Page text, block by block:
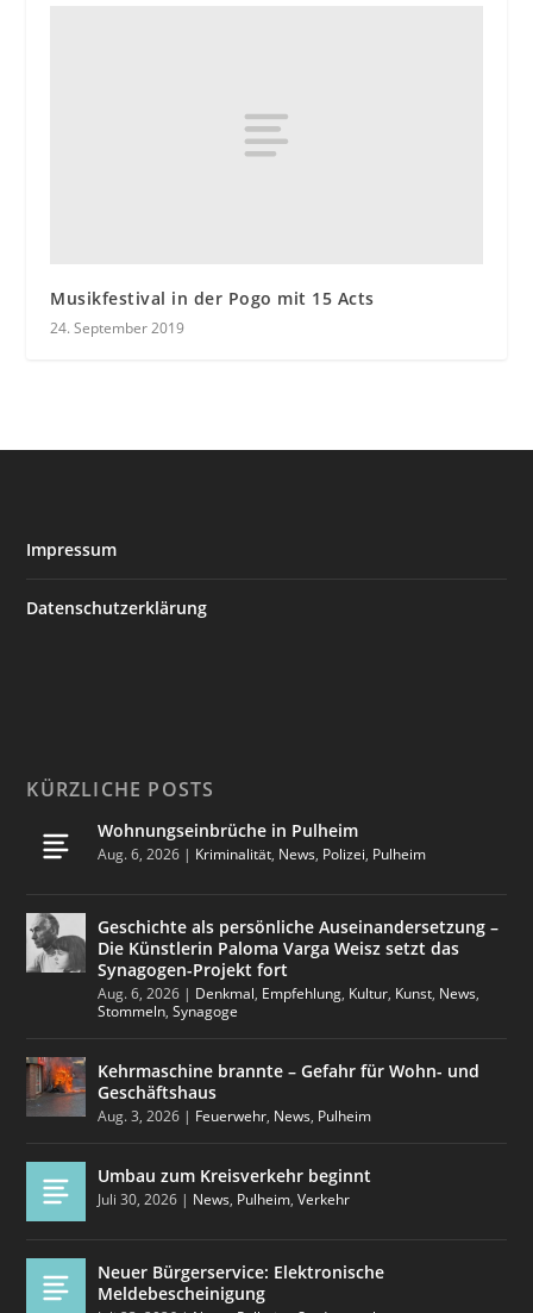
Musikfestival in der Pogo mit 15 Acts
24. September 2019
Impressum
Datenschutzerklärung
KÜRZLICHE POSTS
Wohnungseinbrüche in Pulheim
Aug. 6, 2026 | Kriminalität, News, Polizei, Pulheim
Geschichte als persönliche Auseinandersetzung –
Die Künstlerin Paloma Varga Weisz setzt das
Synagogen-Projekt fort
Aug. 6, 2026 | Denkmal, Empfehlung, Kultur, Kunst, News,
Stommeln,Synagoge
Kehrmaschine brannte – Gefahr für Wohn- und
Geschäftshaus
Aug. 3, 2026 | Feuerwehr, News, Pulheim
Umbau zum Kreisverkehr beginnt
Juli 30, 2026 | News, Pulheim,Verkehr
Neuer Bürgerservice: Elektronische
Meldebescheinigung